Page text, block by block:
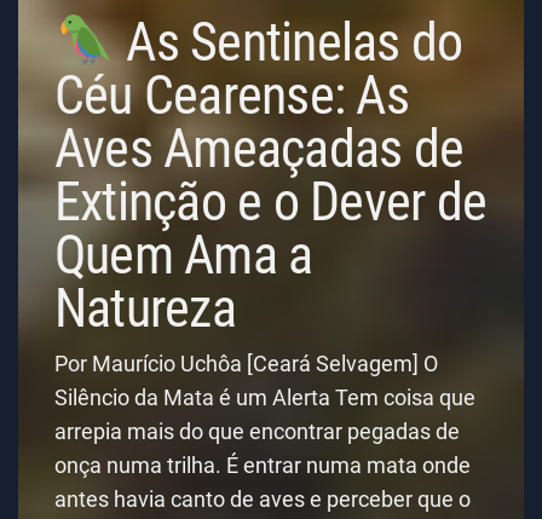
As Sentinelas do
Céu Cearense: As
Aves Ameaçadas de
Extinção e o Dever de
Quem Ama a
Natureza
Por Maurício Uchôa [Ceará Selvagem] O
Silêncio da Mata é um Alerta Tem coisa que
arrepia mais do que encontrar pegadas de
onça numa trilha. É entrar numa mata onde
antes havia canto de aves e perceber que o